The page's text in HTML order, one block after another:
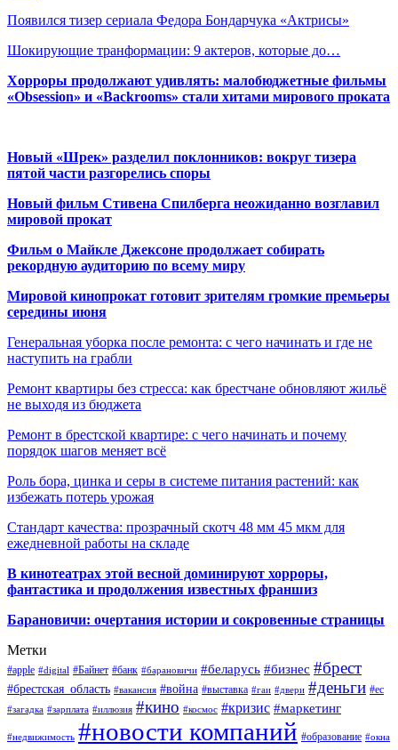
Появился тизер сериала Федора Бондарчука «Актрисы»
Шокирующие транформации: 9 актеров, которые до…
Хорроры продолжают удивлять: малобюджетные фильмы
«Obsession» и «Backrooms» стали хитами мирового проката
Новый «Шрек» разделил поклонников: вокруг тизера
пятой части разгорелись споры
Новый фильм Стивена Спилберга неожиданно возглавил
мировой прокат
Фильм о Майкле Джексоне продолжает собирать
рекордную аудиторию по всему миру
Мировой кинопрокат готовит зрителям громкие премьеры
середины июня
Генеральная уборка после ремонта: с чего начинать и где не
наступить на грабли
Ремонт квартиры без стресса: как брестчане обновляют жильё
не выходя из бюджета
Ремонт в брестской квартире: с чего начинать и почему
порядок шагов меняет всё
Роль бора, цинка и серы в системе питания растений: как
избежать потерь урожая
Стандарт качества: прозрачный скотч 48 мм 45 мкм для
ежедневной работы на складе
В кинотеатрах этой весной доминируют хорроры,
фантастика и продолжения известных франшиз
Барановичи: очертания истории и сокровенные страницы
Метки
#apple #digital #Байнет #банк #барановичи #беларусь #бизнес #брест
#брестская_область #вакансия #война #выставка #гаи #двери #деньги #ес
#загадка #зарплата #иллюзия #кино #космос #кризис #маркетинг
#недвижимость #новости компаний #образование #окна